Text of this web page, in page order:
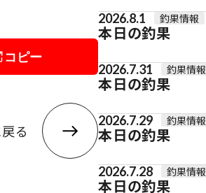
コピー
る
2026.8.1 釣果情報
本日の釣果
2026.7.31 釣果情報
本日の釣果
2026.7.29 釣果情報
本日の釣果
2026.7.28 釣果情報
本日の釣果